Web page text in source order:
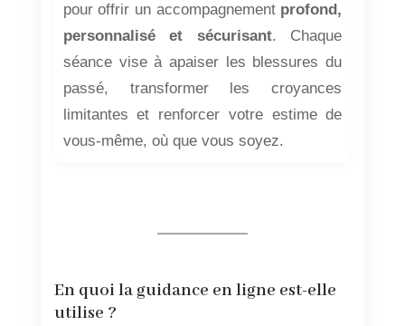
pour offrir un accompagnement profond,
personnalisé et sécurisant. Chaque
séance vise à apaiser les blessures du
passé, transformer les croyances
limitantes et renforcer votre estime de
vous-même, où que vous soyez.
En quoi la guidance en ligne est-elle
utilise ?